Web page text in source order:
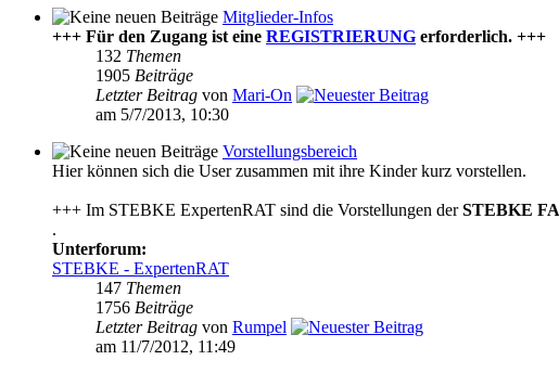
Mitglieder-Infos
+++ Für den Zugang ist eine REGISTRIERUNG erforderlich. +++
132 Themen
1905 Beiträge
Letzter Beitrag von Mari-On
am 5/7/2013, 10:30
Vorstellungsbereich
Hier können sich die User zusammen mit ihre Kinder kurz vorstellen.
+++ Im STEBKE ExpertenRAT sind die Vorstellungen derSTEBKE
.
Unterforum:
STEBKE - ExpertenRAT
147 Themen
1756 Beiträge
Letzter Beitrag von Rumpel
am 11/7/2012, 11:49